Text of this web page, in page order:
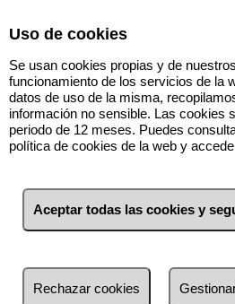
1 Inmuebles L'Eliana
más reciente
Uso de cookies
Se usan cookies propias y de
funcionamiento de los servicios de la
datos de uso de la misma,
información no sensible. Las cookies
periodo de 12 meses. Puedes
política de cookies de la web y
Aceptar todas las cookies y
Rechazar cookies